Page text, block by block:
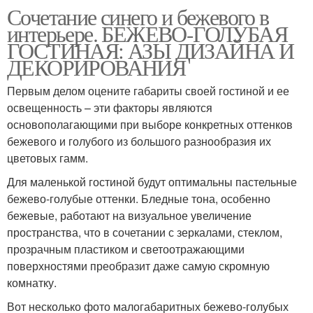
Сочетание синего и бежевого в
интерьере. БЕЖЕВО-ГОЛУБАЯ
ГОСТИНАЯ: АЗЫ ДИЗАЙНА И
ДЕКОРИРОВАНИЯ
Первым делом оцените габариты своей гостиной и ее
освещенность – эти факторы являются
основополагающими при выборе конкретных оттенков
бежевого и голубого из большого разнообразия их
цветовых гамм.
Для маленькой гостиной будут оптимальны пастельные
бежево-голубые оттенки. Бледные тона, особенно
бежевые, работают на визуальное увеличение
пространства, что в сочетании с зеркалами, стеклом,
прозрачным пластиком и светоотражающими
поверхностями преобразит даже самую скромную
комнатку.
Вот несколько фото малогабаритных бежево-голубых